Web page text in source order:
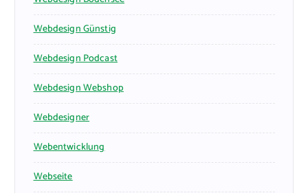
Webdesign Günstig
Webdesign Podcast
Webdesign Webshop
Webdesigner
Webentwicklung
Webseite